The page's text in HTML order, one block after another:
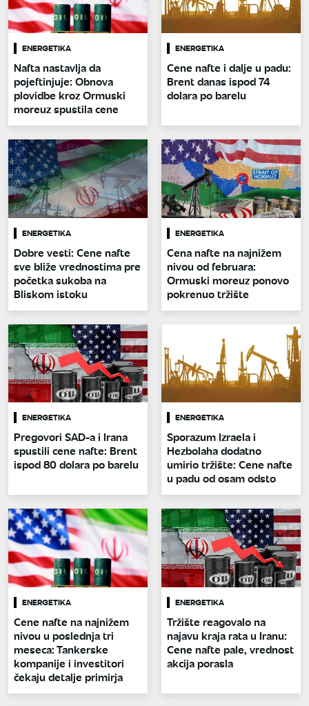
ENERGETIKA
Nafta nastavlja da
pojeftinjuje: Obnova
plovidbe kroz Ormuski
moreuz spustila cene
ENERGETIKA
Cene nafte i dalje u padu:
Brent danas ispod 74
dolara po barelu
ENERGETIKA
Dobre vesti: Cene nafte
sve bliže vrednostima pre
početka sukoba na
Bliskom istoku
ENERGETIKA
Cena nafte na najnižem
nivou od februara:
Ormuski moreuz ponovo
pokrenuo tržište
ENERGETIKA
Pregovori SAD-a i Irana
spustili cene nafte: Brent
ispod 80 dolara po barelu
ENERGETIKA
Sporazum Izraela i
Hezbolaha dodatno
umirio tržište: Cene nafte
u padu od osam odsto
ENERGETIKA
Cene nafte na najnižem
nivou u poslednja tri
meseca: Tankerske
kompanije i investitori
čekaju detalje primirja
ENERGETIKA
Tržište reagovalo na
najavu kraja rata u Iranu:
Cene nafte pale, vrednost
akcija porasla